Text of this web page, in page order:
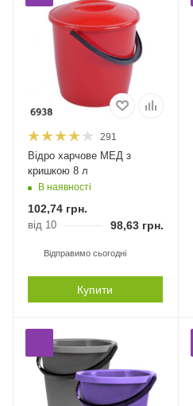
291
Відро харчове МЕД з
кришкою 8 л
В наявності
102,74 грн.
від 10 98,63 грн.
Відправимо сьогодні
Купити